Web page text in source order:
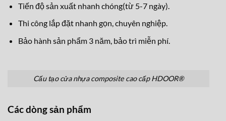
Tiến độ sản xuất nhanh chóng(từ 5-7 ngày).
Thi công lắp đặt nhanh gọn, chuyên nghiệp.
Bảo hành sản phẩm 3 năm, bảo trì miễn phí.
Cấu tạo cửa nhựa composite cao cấp HDOOR®
Các dòng sản phẩm